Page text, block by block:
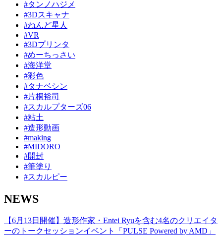
#タンノハジメ
#3Dスキャナ
#ねんど星人
#VR
#3Dプリンタ
#めーちっさい
#海洋堂
#彩色
#タナベシン
#片桐裕司
#スカルプターズ06
#粘土
#造形動画
#making
#MIDORO
#開封
#筆塗り
#スカルピー
NEWS
【6月13日開催】造形作家・Entei Ryuを含む4名のクリエイタ
ーのトークセッションイベント「PULSE Powered by AMD」